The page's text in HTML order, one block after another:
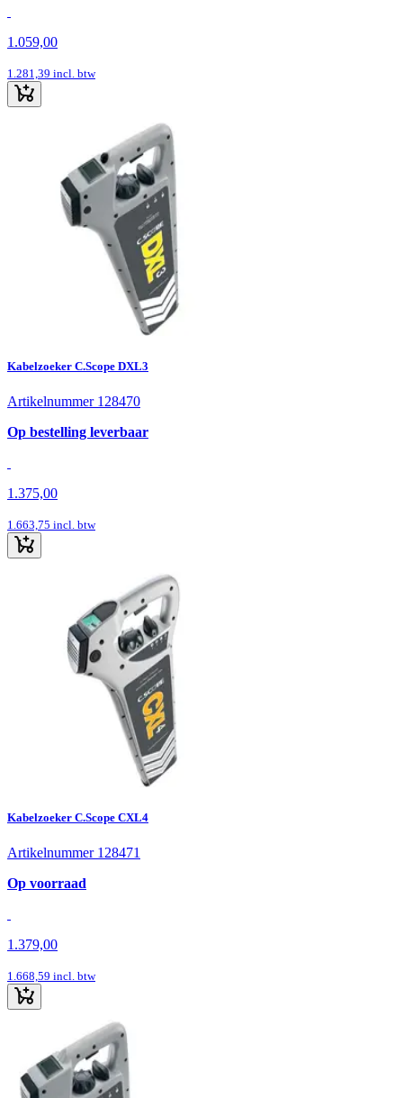
1.059,00
1.281,39 incl. btw
Kabelzoeker C.Scope DXL3
Artikelnummer 128470
Op bestelling leverbaar
1.375,00
1.663,75 incl. btw
Kabelzoeker C.Scope CXL4
Artikelnummer 128471
Op voorraad
1.379,00
1.668,59 incl. btw